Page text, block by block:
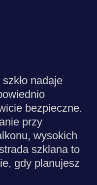
nadaje
bezpieczne.
przy
wysokich
szklana to
gdy planujesz